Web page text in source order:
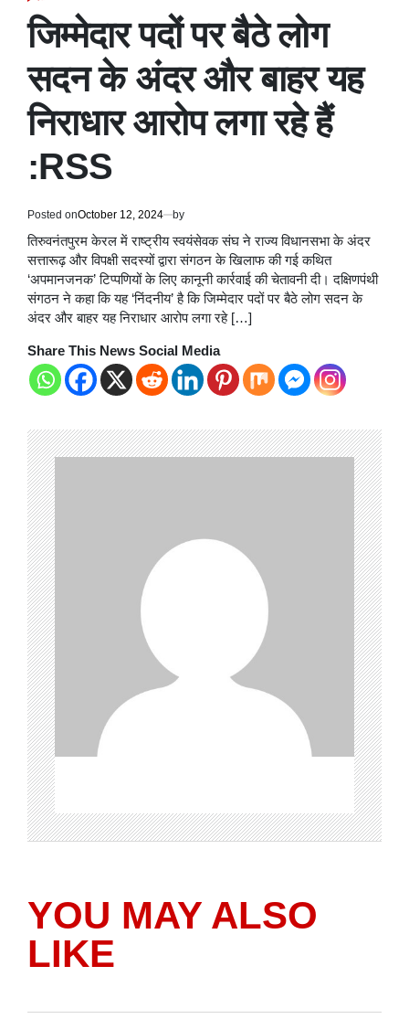
IN
जिम्मेदार पदों पर बैठे लोग
सदन के अंदर और बाहर यह
निराधार आरोप लगा रहे हैं
:RSS
Posted onOctober 12, 2024 by
तिरुवनंतपुरम केरल में राष्ट्रीय स्वयंसेवक संघ ने राज्य विधानसभा के अंदर
सत्तारूढ़ और विपक्षी सदस्यों द्वारा संगठन के खिलाफ की गई कथित
‘अपमानजनक’ टिप्पणियों के लिए कानूनी कार्रवाई की चेतावनी दी। दक्षिणपंथी
संगठन ने कहा कि यह ‘निंदनीय’ है कि जिम्मेदार पदों पर बैठे लोग सदन के
अंदर और बाहर यह निराधार आरोप लगा रहे […]
Share This News Social Media
YOU MAY ALSO
LIKE